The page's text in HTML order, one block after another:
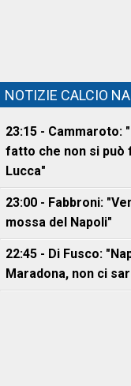
NOTIZIE CALCIO
23:15 - Cammaroto:
fatto che non si può
Lucca"
23:00 - Fabbroni:
mossa del Napoli"
22:45 - Di Fusco:
Maradona, non ci